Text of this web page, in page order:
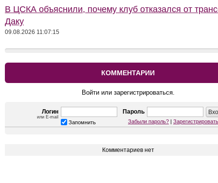
В ЦСКА объяснили, почему клуб отказался от
Даку
09.08.2026 11:07:15
КОММЕНТАРИИ
Войти или зарегистрироваться.
Логин
или E-mail
Пароль
Запомнить Забыли пароль? |
Комментариев нет